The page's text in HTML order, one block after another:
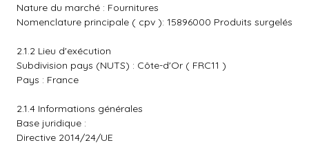
Nature du marché : Fournitures
Nomenclature principale ( cpv ): 15896000 Produits surgelés
2.1.2 Lieu d'exécution
Subdivision pays (NUTS) : Côte-d'Or ( FRC11 )
Pays : France
2.1.4 Informations générales
Base juridique :
Directive 2014/24/UE